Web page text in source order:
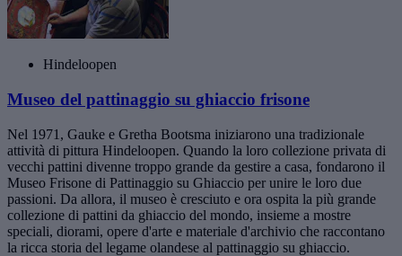
Hindeloopen
Museo del pattinaggio su ghiaccio frisone
Nel 1971, Gauke e Gretha Bootsma iniziarono una tradizionale
attività di pittura Hindeloopen. Quando la loro collezione privata di
vecchi pattini divenne troppo grande da gestire a casa, fondarono il
Museo Frisone di Pattinaggio su Ghiaccio per unire le loro due
passioni. Da allora, il museo è cresciuto e ora ospita la più grande
collezione di pattini da ghiaccio del mondo, insieme a mostre
speciali, diorami, opere d'arte e materiale d'archivio che raccontano
la ricca storia del legame olandese al pattinaggio su ghiaccio.